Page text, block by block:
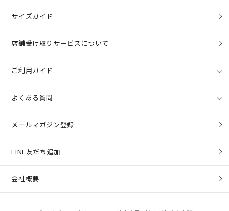
サイズガイド
店舗受け取りサービスについて
ご利用ガイド
よくある質問
メールマガジン登録
LINE友だち追加
会社概要